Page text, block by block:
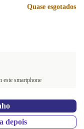
+115,01 €
Quase esgotados
este smartphone
depois